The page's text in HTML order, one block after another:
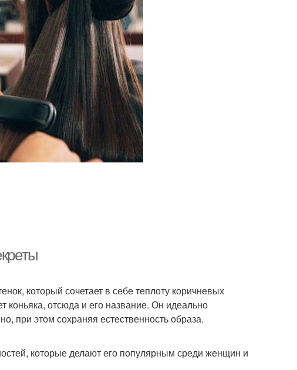
который сочетает в себе теплоту коричневых
коньяка, отсюда и его название. Он идеально
при этом сохраняя естественность образа.
которые делают его популярным среди женщин и